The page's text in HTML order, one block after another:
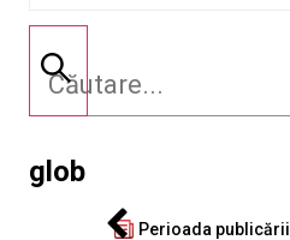
glob
Perioada publicării